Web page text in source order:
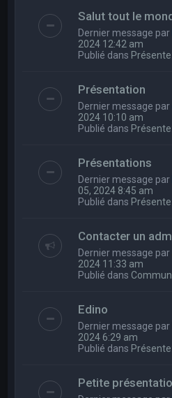
Salut tout le
Dernier message par
2024 12:42 am
Publié dans
Présentation
Dernier message par
2024 10:10 am
Publié dans
Présentations
Dernier message par
05, 2024 8:45 am
Publié dans
Contacter un
Dernier message par
2024 11:33 am
Publié dans
Edino
Dernier message par
2024 6:29 am
Publié dans
Petite